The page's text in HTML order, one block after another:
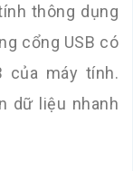
thông dụng
cổng USB có
của máy tính.
dữ liệu nhanh